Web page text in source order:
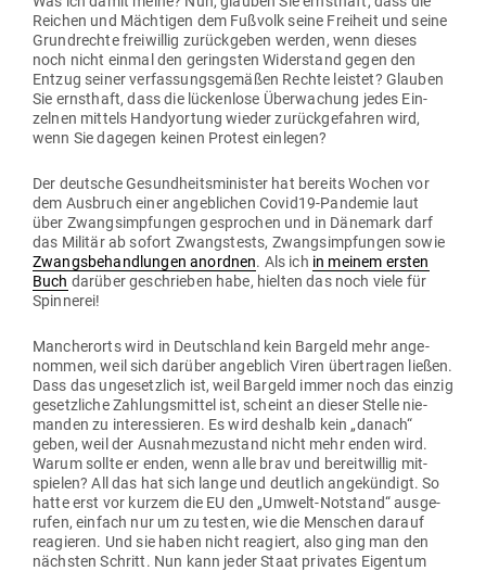
Reichen und Mäch­tigen dem Fußvolk seine Freiheit und seine
Grund­rechte frei­willig zurück­geben werden, wenn dieses
noch nicht einmal den geringsten Wider­stand gegen den
Entzug seiner ver­fas­sungs­ge­mäßen Rechte leistet? Glauben
Sie ernsthaft, dass die lückenlose Über­wa­chung jedes Ein­
zelnen mittels Han­dyortung wieder zurück­ge­fahren wird,
wenn Sie dagegen keinen Protest einlegen?
Der deutsche Gesund­heits­mi­nister hat bereits Wochen vor
dem Aus­bruch einer angeb­lichen Covid19-Pan­demie laut
über Zwangs­imp­fungen gesprochen und in Dänemark darf
das Militär ab sofort Zwangs­tests, Zwangs­imp­fungen sowie
Zwangs­be­hand­lungen anordnen. Als ich in meinem ersten
Buch darüber geschrieben habe, hielten das noch viele für
Spinnerei!
Man­cherorts wird in Deutschland kein Bargeld mehr ange­
nommen, weil sich darüber angeblich Viren über­tragen ließen.
Dass das unge­setzlich ist, weil Bargeld immer noch das einzig
gesetz­liche Zah­lungs­mittel ist, scheint an dieser Stelle nie­
manden zu inter­es­sieren. Es wird deshalb kein „danach“
geben, weil der Aus­nah­me­zu­stand nicht mehr enden wird.
Warum sollte er enden, wenn alle brav und bereit­willig mit­
spielen? All das hat sich lange und deutlich ange­kündigt. So
hatte erst vor kurzem die EU den „Umwelt-Not­stand“ aus­ge­
rufen, einfach nur um zu testen, wie die Men­schen darauf
reagieren. Und sie haben nicht reagiert, also ging man den
nächsten Schritt. Nun kann jeder Staat pri­vates Eigentum